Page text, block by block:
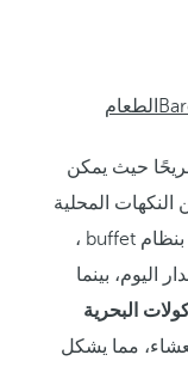
الطعام
حيث يمكن
المحلية
والعالمية. يقدم المطعم، الذي يعمل بنظام buffet ،
اليوم، بينما
البحرية
مما يشكل